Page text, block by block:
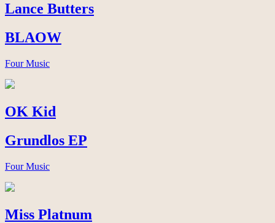
Lance Butters
BLAOW
Four Music
OK Kid
Grundlos EP
Four Music
Miss Platnum